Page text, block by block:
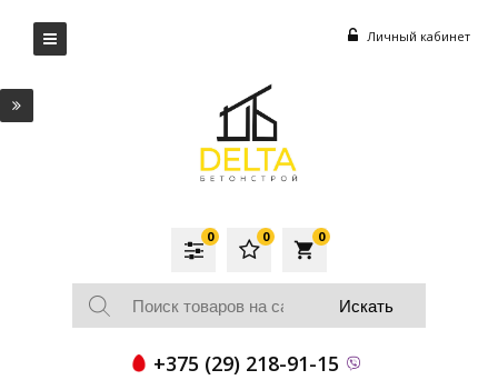
Личный кабинет
local_grocery_store
0
0
0
+375 (29) 218-91-15